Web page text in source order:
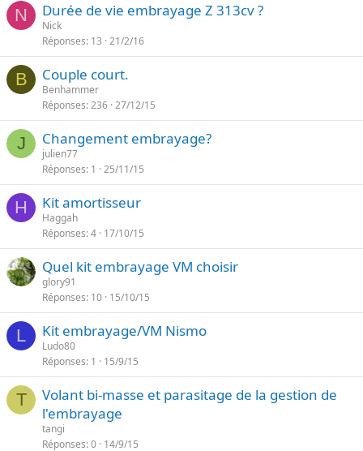
N Durée de vie embrayage Z 313cv ?
Nick
Réponses 13 21/2/16
B Couple court.
Benhammer
Réponses 236 27/12/15
J Changement embrayage?
julien77
Réponses 1 25/11/15
H Kit amortisseur
Haggah
Réponses 4 17/10/15
Quel kit embrayage VM choisir
glory91
Réponses 10 15/10/15
L Kit embrayage/VM Nismo
Ludo80
Réponses 1 15/9/15
T
Volant bi-masse et parasitage de la gestion de
l'embrayage
tangi
Réponses 0 14/9/15